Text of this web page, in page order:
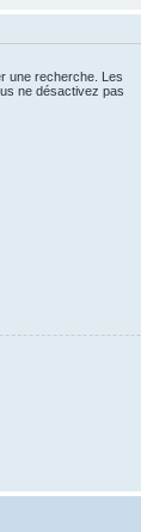
une recherche. Les
ne désactivez pas